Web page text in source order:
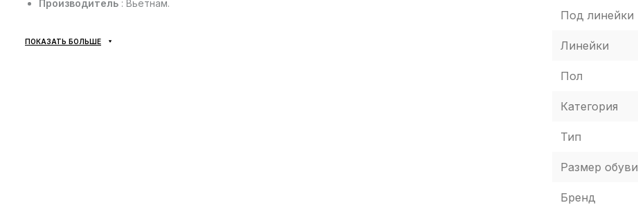
Производитель : Вьетнам.
Все товары доставляются исключительно с помощью компании «НОВАЯ ПОЧТА», никаких других
ПОКАЗАТЬ БОЛЬШЕ
Под линейки
Линейки
Пол
Категория
Тип
Размер обуви
Бренд